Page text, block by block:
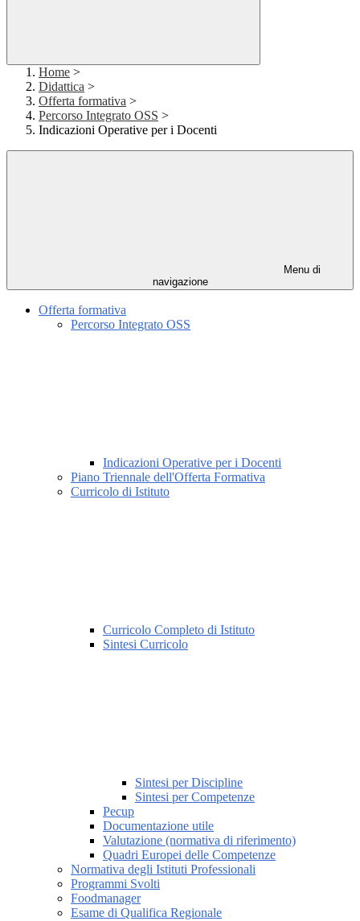
Home >
Didattica >
Offerta formativa >
Percorso Integrato OSS >
Indicazioni Operative per i Docenti
Menu di
navigazione
Offerta formativa
Percorso Integrato OSS
Indicazioni Operative per i Docenti
Piano Triennale dell'Offerta Formativa
Curricolo di Istituto
Curricolo Completo di Istituto
Sintesi Curricolo
Sintesi per Discipline
Sintesi per Competenze
Pecup
Documentazione utile
Valutazione (normativa di riferimento)
Quadri Europei delle Competenze
Normativa degli Istituti Professionali
Programmi Svolti
Foodmanager
Esame di Qualifica Regionale